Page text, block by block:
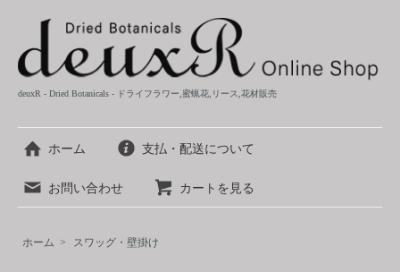
deuxR - Dried Botanicals - ドライフラワー,蜜蝋花,リース,花材販売
ホーム 支払・配送について
お問い合わせ カートを見る
ホーム > スワッグ・壁掛け